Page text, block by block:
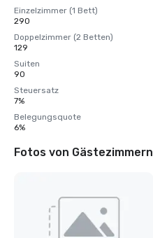
Einzelzimmer (1 Bett)
290
Doppelzimmer (2 Betten)
129
Suiten
90
Steuersatz
7%
Belegungsquote
6%
Fotos von Gästezimmern